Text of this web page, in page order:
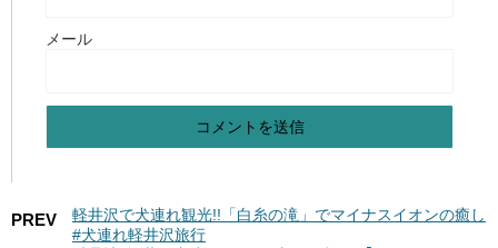
メール
PREV
軽井沢で犬連れ観光!!「白糸の滝」でマイナスイオンの癒し
#犬連れ軽井沢旅行